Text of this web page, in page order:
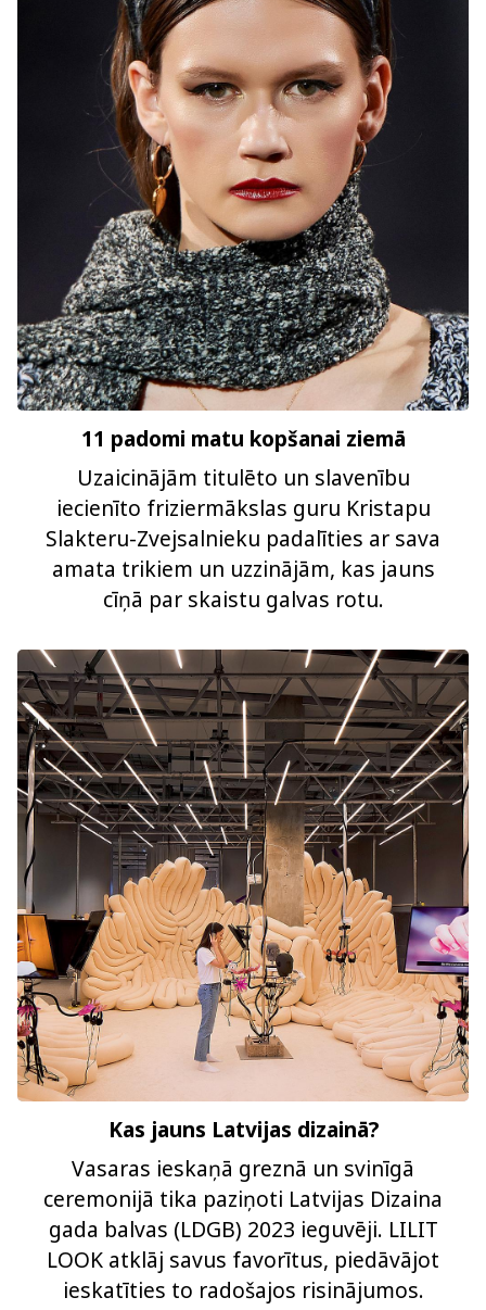
11 padomi matu kopšanai ziemā
Uzaicinājām titulēto un slavenību
iecienīto friziermākslas guru Kristapu
Slakteru-Zvejsalnieku padalīties ar sava
amata trikiem un uzzinājām, kas jauns
cīņā par skaistu galvas rotu.
Kas jauns Latvijas dizainā?
Vasaras ieskaņā greznā un svinīgā
ceremonijā tika paziņoti Latvijas Dizaina
gada balvas (LDGB) 2023 ieguvēji. LILIT
LOOK atklāj savus favorītus, piedāvājot
ieskatīties to radošajos risinājumos.